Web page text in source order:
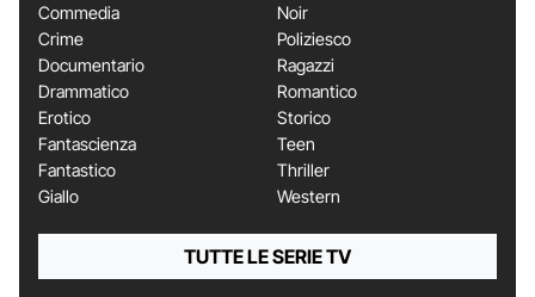
Commedia
Crime
Documentario
Drammatico
Erotico
Fantascienza
Fantastico
Giallo
Noir
Poliziesco
Ragazzi
Romantico
Storico
Teen
Thriller
Western
TUTTE LE SERIE TV